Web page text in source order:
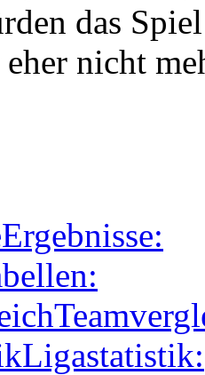
das
nicht
Ergebnisse:
Ligastatistik: